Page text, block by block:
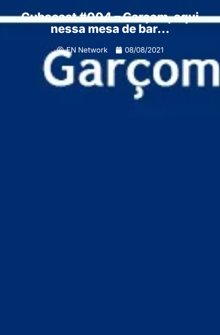
Cubscast #004 – Garçom, aqui
nessa mesa de bar…
FN Network 08/08/2021